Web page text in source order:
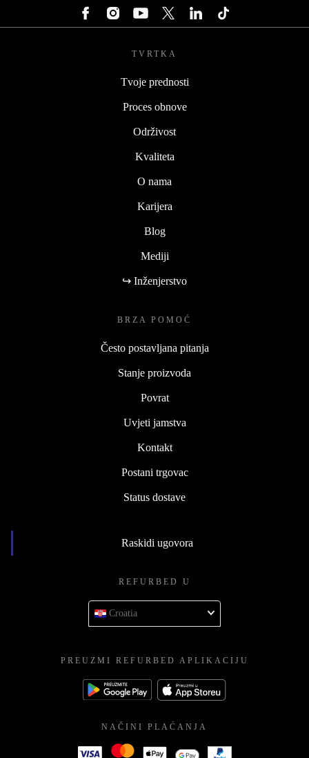
TVRTKA
Tvoje prednosti
Proces obnove
Održivost
Kvaliteta
O nama
Karijera
Blog
Mediji
↪ Inženjerstvo
BRZA POMOĆ
Često postavljana pitanja
Stanje proizvoda
Povrat
Uvjeti jamstva
Kontakt
Postani trgovac
Status dostave
Raskidi ugovora
REFURBED U
Croatia
PREUZMI REFURBED APLIKACIJU
NAČINI PLAĆANJA